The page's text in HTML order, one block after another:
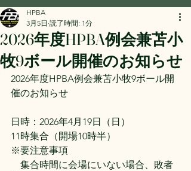
2026年度HPBA例会兼苫小
牧9ボール開催のお知らせ
HPBA
3月5日 読了時間: 1分
2026年度HPBA例会兼苫小牧9ボール開
催のお知らせ
日時：2026年4月19日（日）
11時集合（開場10時半）
※要注意事項
集合時間に会場にいない場合、敗者